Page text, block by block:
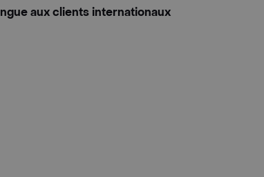
aux clients internationaux